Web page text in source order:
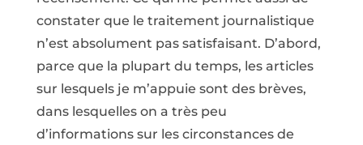
constater que le traitement journalistique
n’est absolument pas satisfaisant. D’abord,
parce que la plupart du temps, les articles
sur lesquels je m’appuie sont des brèves,
dans lesquelles on a très peu
d’informations sur les circonstances de